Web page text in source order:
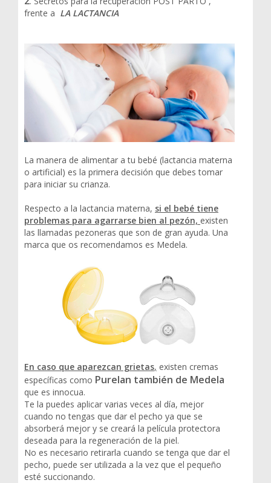
frente a LA LACTANCIA
La manera de alimentar a tu bebé (lactancia materna
o artificial) es la primera decisión que debes tomar
para iniciar su crianza.
Respecto a la lactancia materna, si el bebé tiene
problemas para agarrarse bien al pezón, existen
las llamadas pezoneras que son de gran ayuda. Una
marca que os recomendamos es Medela.
En caso que aparezcan grietas, existen cremas
específicas como Purelan también de Medela
que es innocua.
Te la puedes aplicar varias veces al día, mejor
cuando no tengas que dar el pecho ya que se
absorberá mejor y se creará la película protectora
deseada para la regeneración de la piel.
No es necesario retirarla cuando se tenga que dar el
pecho, puede ser utilizada a la vez que el pequeño
esté succionando.